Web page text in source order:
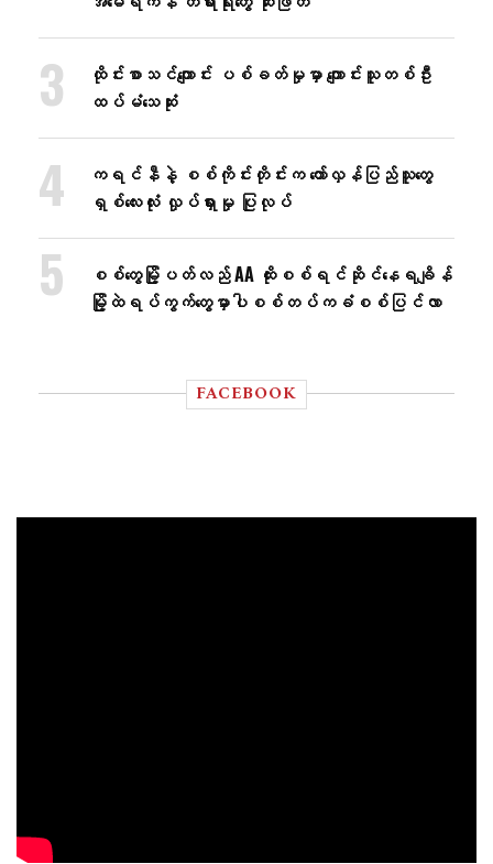
ထိုင်းစာသင်ကျောင်း ပစ်ခတ်မှုမှာ ကျောင်းသူတစ်ဦး
ထပ်မံသေဆုံး
ကရင်နီနဲ့ စစ်ကိုင်းတိုင်းက တော်လှန်ပြည်သူတွေ
ရှစ်လေးလုံး လှုပ်ရှားမှု ပြုလုပ်
စစ်တွေမြို့ပတ်လည် AA ထိုးစစ်ရင်ဆိုင်နေရချိန်
မြို့ထဲရပ်ကွက်တွေမှာပါစစ်တပ်ကခံစစ်ပြင်လာ
FACEBOOK